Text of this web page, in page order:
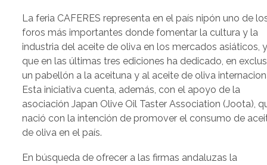
La feria CAFERES representa en el país nipón uno de
foros más importantes donde fomentar la cultura y la
industria del aceite de oliva en los mercados asiáticos,
que en las últimas tres ediciones ha dedicado, en
un pabellón a la aceituna y al aceite de oliva
Esta iniciativa cuenta, además, con el apoyo de la
asociación Japan Olive Oil Taster Association (Joota),
nació con la intención de promover el consumo de
de oliva en el país.
En búsqueda de ofrecer a las firmas andaluzas la